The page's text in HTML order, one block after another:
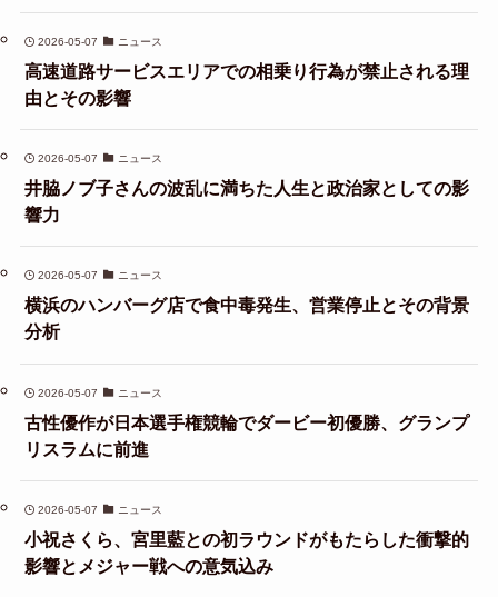
2026-05-07 ニュース
高速道路サービスエリアでの相乗り行為が禁止される理
由とその影響
2026-05-07 ニュース
井脇ノブ子さんの波乱に満ちた人生と政治家としての影
響力
2026-05-07 ニュース
横浜のハンバーグ店で食中毒発生、営業停止とその背景
分析
2026-05-07 ニュース
古性優作が日本選手権競輪でダービー初優勝、グランプ
リスラムに前進
2026-05-07 ニュース
小祝さくら、宮里藍との初ラウンドがもたらした衝撃的
影響とメジャー戦への意気込み